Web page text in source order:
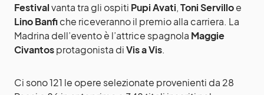
Festivalvanta tra gli ospiti Pupi Avati,Toni Servilloe
Lino Banfiche riceveranno il premio alla carriera. La
Madrina dell’evento è l’attrice spagnola Maggie
Civantosprotagonista diVis a Vis.
Ci sono 121 le opere selezionate provenienti da 28